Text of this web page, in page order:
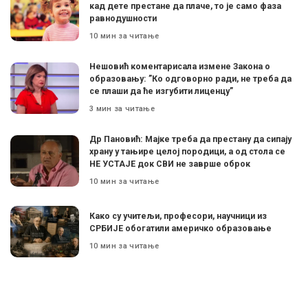
кад дете престане да плаче, то је само фаза
равнодушности
10 мин за читање
Нешовић коментарисала измене Закона о
образовању: ”Ко одговорно ради, не треба да
се плаши да ће изгубити лиценцу”
3 мин за читање
Др Пановић: Мајке треба да престану да сипају
храну у тањире целој породици, а од стола се
НЕ УСТАЈЕ док СВИ не заврше оброк
10 мин за читање
Како су учитељи, професори, научници из
СРБИЈЕ обогатили америчко образовање
10 мин за читање